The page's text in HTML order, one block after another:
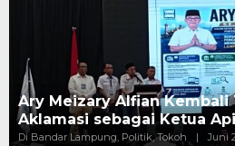
Ary Meizary Alfian Kembali
Aklamasi sebagai Ketua
Di Bandar Lampung, Politik, Tokoh | Juni